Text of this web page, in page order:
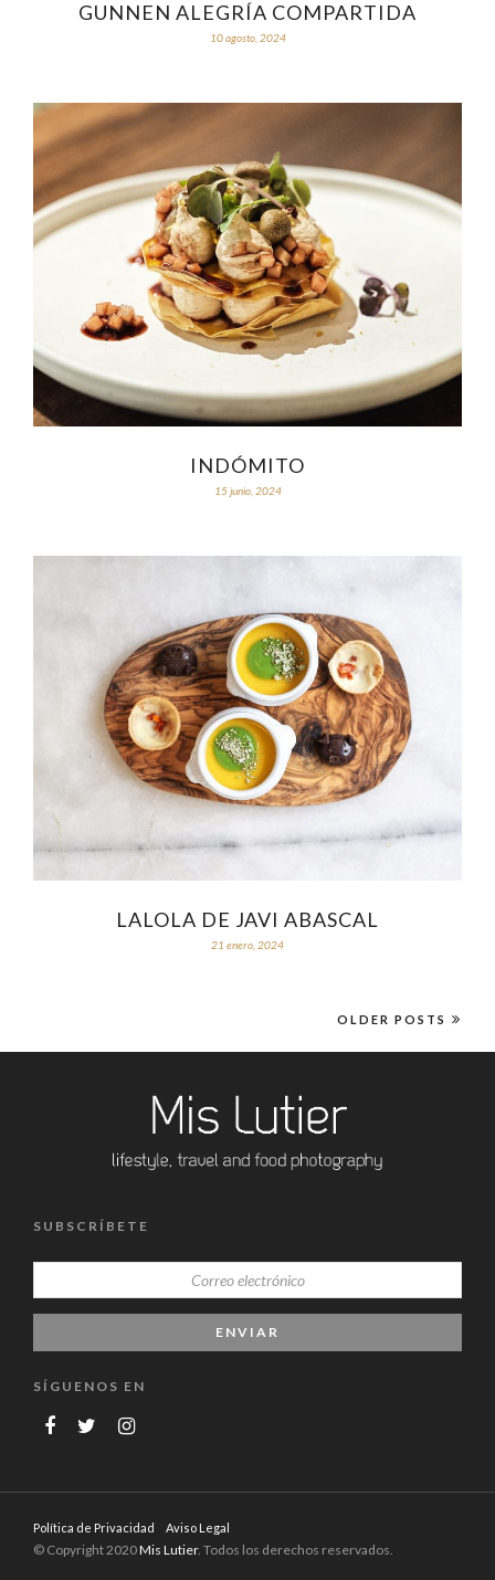
GUNNEN ALEGRÍA COMPARTIDA
10 agosto, 2024
INDÓMITO
15 junio, 2024
LALOLA DE JAVI ABASCAL
21 enero, 2024
OLDER POSTS
SUBSCRÍBETE
SÍGUENOS EN
Política de Privacidad Aviso Legal
© Copyright 2020Mis Lutier. Todos los derechos reservados.